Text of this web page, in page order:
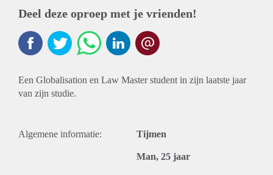
Deel deze oproep met je vrienden!
Een Globalisation en Law Master student in zijn laatste jaar
van zijn studie.
Algemene informatie: Tijmen
Man, 25 jaar